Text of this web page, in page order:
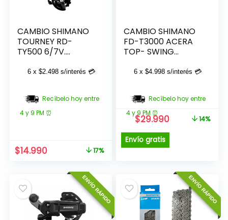
CAMBIO SHIMANO
TOURNEY RD-
TY500 6/7V.
ADAPTER (ROAD
6 x$2.498 s/interés 💳
Recíbelo hoy entre
4 y 9 PM ⏰
El
$17.990.
$14.990El
actual
$14.990.
17%
CAMBIO SHIMANO
FD-T3000 ACERA
TOP- SWING
6 x$4.998 s/interés 💳
Recíbelo hoy entre
4 y 9 PM ⏰
El
original
era:
$29.990El
es:
Envío gratis
14%
ENVÍO RÁPIDO ENVÍO RÁPIDO